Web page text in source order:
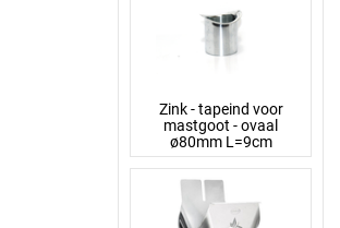
Zink - tapeind voor
mastgoot - ovaal
ø80mm L=9cm